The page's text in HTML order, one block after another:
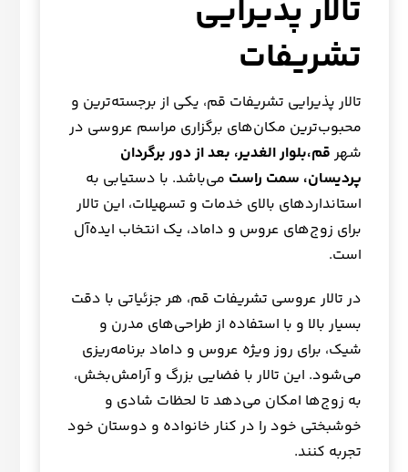
تالار پذیرایی
تشریفات
تالار پذیرایی تشریفات قم، یکی از برجسته‌ترین و
محبوب‌ترین مکان‌های برگزاری مراسم عروسی در
شهرقم،بلوار الغدیر، بعد از دور برگردان
پردیسان، سمت راست می‌باشد. با دستیابی به
استانداردهای بالای خدمات و تسهیلات، این تالار
برای زوج‌های عروس و داماد، یک انتخاب ایده‌آل
است.
در تالار عروسی تشریفات قم، هر جزئیاتی با دقت
بسیار بالا و با استفاده از طراحی‌های مدرن و
شیک، برای روز ویژه عروس و داماد برنامه‌ریزی
می‌شود. این تالار با فضایی بزرگ و آرامش‌بخش،
به زوج‌ها امکان می‌دهد تا لحظات شادی و
خوشبختی خود را در کنار خانواده و دوستان خود
تجربه کنند.